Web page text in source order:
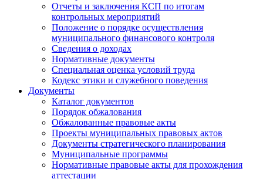
Отчеты и заключения КСП по итогам
контрольных мероприятий
Положение о порядке осуществления
муниципального финансового контроля
Сведения о доходах
Нормативные документы
Специальная оценка условий труда
Кодекс этики и служебного поведения
Документы
Каталог документов
Порядок обжалования
Обжалованные правовые акты
Проекты муниципальных правовых актов
Документы стратегического планирования
Муниципальные программы
Нормативные правовые акты для прохождения
аттестации